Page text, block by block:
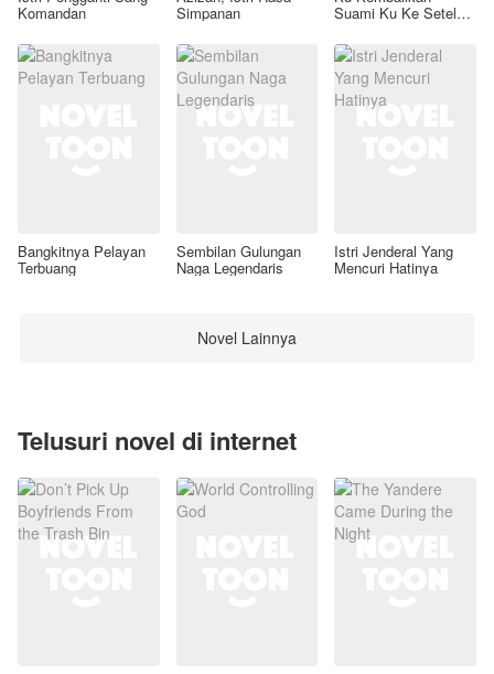
Komandan Simpanan Suami Ku Ke Setelan
Bangkitnya Pelayan
Terbuang
Sembilan Gulungan
Naga Legendaris
Istri Jenderal Yang
Mencuri Hatinya
Novel Lainnya
Telusuri novel di internet